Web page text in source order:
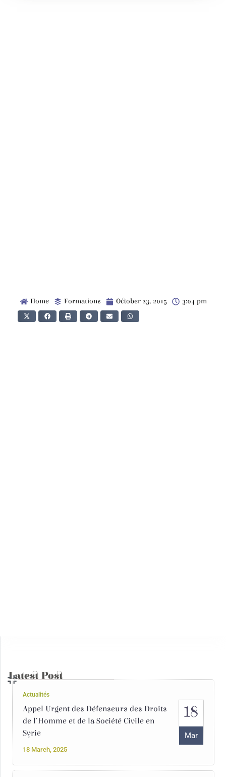
Latest Post
Actualités
Appel Urgent des Défenseurs des Droits
de l’Homme et de la Société Civile en
Syrie
18 March, 2025
18
Mar
Home Formations October 23, 2015 3:04 pm